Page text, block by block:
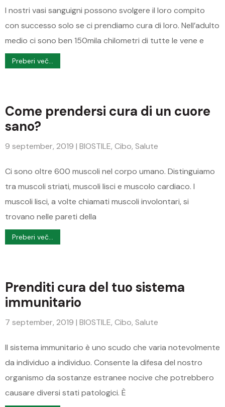
I nostri vasi sanguigni possono svolgere il loro compito
con successo solo se ci prendiamo cura di loro. Nell’adulto
medio ci sono ben 150mila chilometri di tutte le vene e
Preberi več...
Come prendersi cura di un cuore
sano?
9 september, 2019 | BIOSTILE, Cibo, Salute
Ci sono oltre 600 muscoli nel corpo umano. Distinguiamo
tra muscoli striati, muscoli lisci e muscolo cardiaco. I
muscoli lisci, a volte chiamati muscoli involontari, si
trovano nelle pareti della
Preberi več...
Prenditi cura del tuo sistema
immunitario
7 september, 2019 | BIOSTILE, Cibo, Salute
Il sistema immunitario è uno scudo che varia notevolmente
da individuo a individuo. Consente la difesa del nostro
organismo da sostanze estranee nocive che potrebbero
causare diversi stati patologici. È